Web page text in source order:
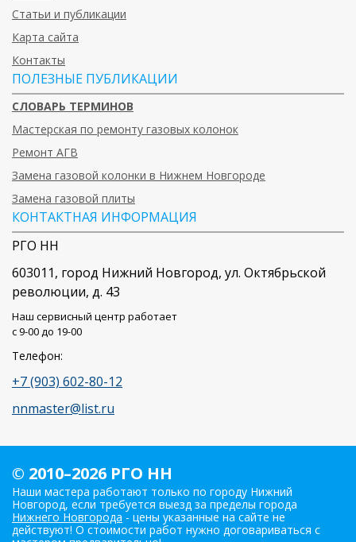
Статьи и публикации
Карта сайта
Контакты
ПОЛЕЗНЫЕ ПУБЛИКАЦИИ
СЛОВАРЬ ТЕРМИНОВ
Мастерская по ремонту газовых колонок
Ремонт АГВ
Замена газовой колонки в Нижнем Новгороде
Замена газовой плиты
КОНТАКТНАЯ ИНФОРМАЦИЯ
РГО НН
603011, город Нижний Новгород, ул. Октябрьской
революции, д. 43
Наш сервисный центр работает
c 9-00 до 19-00
Телефон:
+7 (903) 602-80-12
nnmaster@list.ru
© 2010–2026 РГО НН
Наши мастера работают только по городу Нижний
Новгород, если требуется выезд за пределы города
Нижнего Новгорода - цены указанные на сайте не
действуют! О стоимости работ нужно договариваться с